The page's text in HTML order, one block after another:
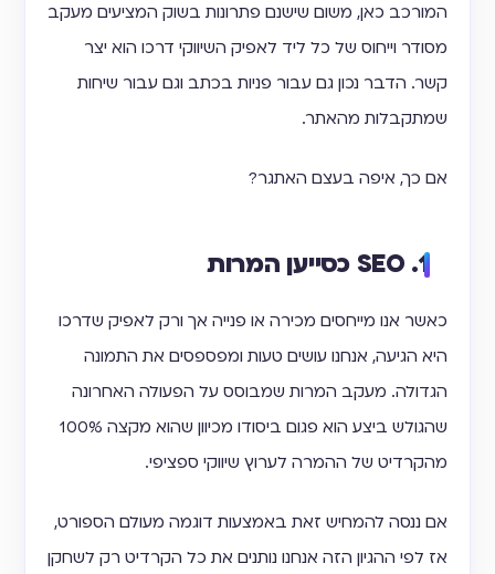
המורכב כאן, משום שישנם פתרונות בשוק המציעים מעקב
מסודר וייחוס של כל ליד לאפיק השיווקי דרכו הוא יצר
קשר. הדבר נכון גם עבור פניות בכתב וגם עבור שיחות
שמתקבלות מהאתר.
אם כך, איפה בעצם האתגר?
1. SEO כסייען המרות
כאשר אנו מייחסים מכירה או פנייה אך ורק לאפיק שדרכו
היא הגיעה, אנחנו עושים טעות ומפספסים את התמונה
הגדולה. מעקב המרות שמבוסס על הפעולה האחרונה
שהגולש ביצע הוא פגום ביסודו מכיוון שהוא מקצה 100%
מהקרדיט של ההמרה לערוץ שיווקי ספציפי.
אם ננסה להמחיש זאת באמצעות דוגמה מעולם הספורט,
אז לפי ההגיון הזה אנחנו נותנים את כל הקרדיט רק לשחקן